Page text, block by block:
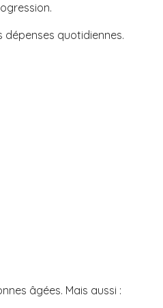
quotidiennes.
âgées. Mais aussi :